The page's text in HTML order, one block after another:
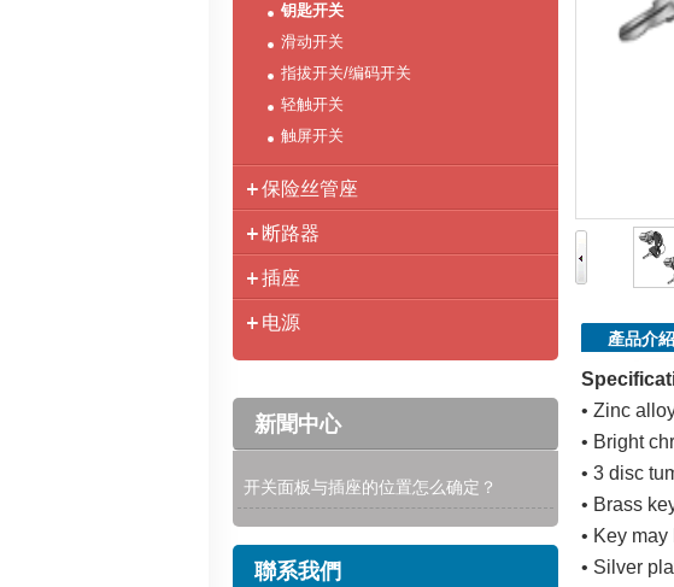
钥匙开关
滑动开关
指拔开关/编码开关
轻触开关
触屏开关
保险丝管座
断路器
插座
电源
新聞中心
开关面板与插座的位置怎么确定？
聯系我們
產品介紹
• Zinc
• Bright
• 3 disc
• Brass
• Key
• Silver